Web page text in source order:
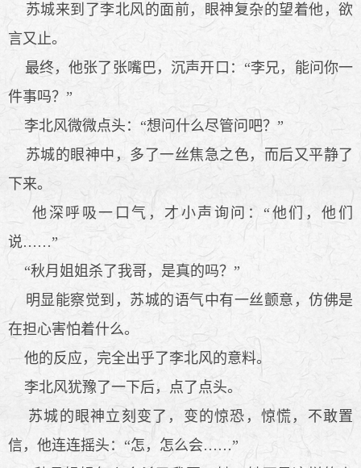
苏城来到了李北风的面前，眼神复杂的望着他，欲
言又止。
最终，他张了张嘴巴，沉声开口：“李兄，能问你一
件事吗？”
李北风微微点头：“想问什么尽管问吧？”
苏城的眼神中，多了一丝焦急之色，而后又平静了
下来。
他深呼吸一口气，才小声询问：“他们，他们
说……”
“秋月姐姐杀了我哥，是真的吗？”
明显能察觉到，苏城的语气中有一丝颤意，仿佛是
在担心害怕着什么。
他的反应，完全出乎了李北风的意料。
李北风犹豫了一下后，点了点头。
苏城的眼神立刻变了，变的惊恐，惊慌，不敢置
信，他连连摇头：“怎，怎么会……”